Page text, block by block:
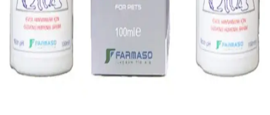
Vitakraft Menü Guinea Pig Yemi, doğal sebzeler, tahıllar ve
vitaminlerle zenginleştirilmiş, sağlıklı ve dengeli beslenme sağlayan
kaliteli bir yemdir.
Evcil Hayvan Tüy Toplayıcı ve Temizleyici Fırça
Setleri Karşılaştırması